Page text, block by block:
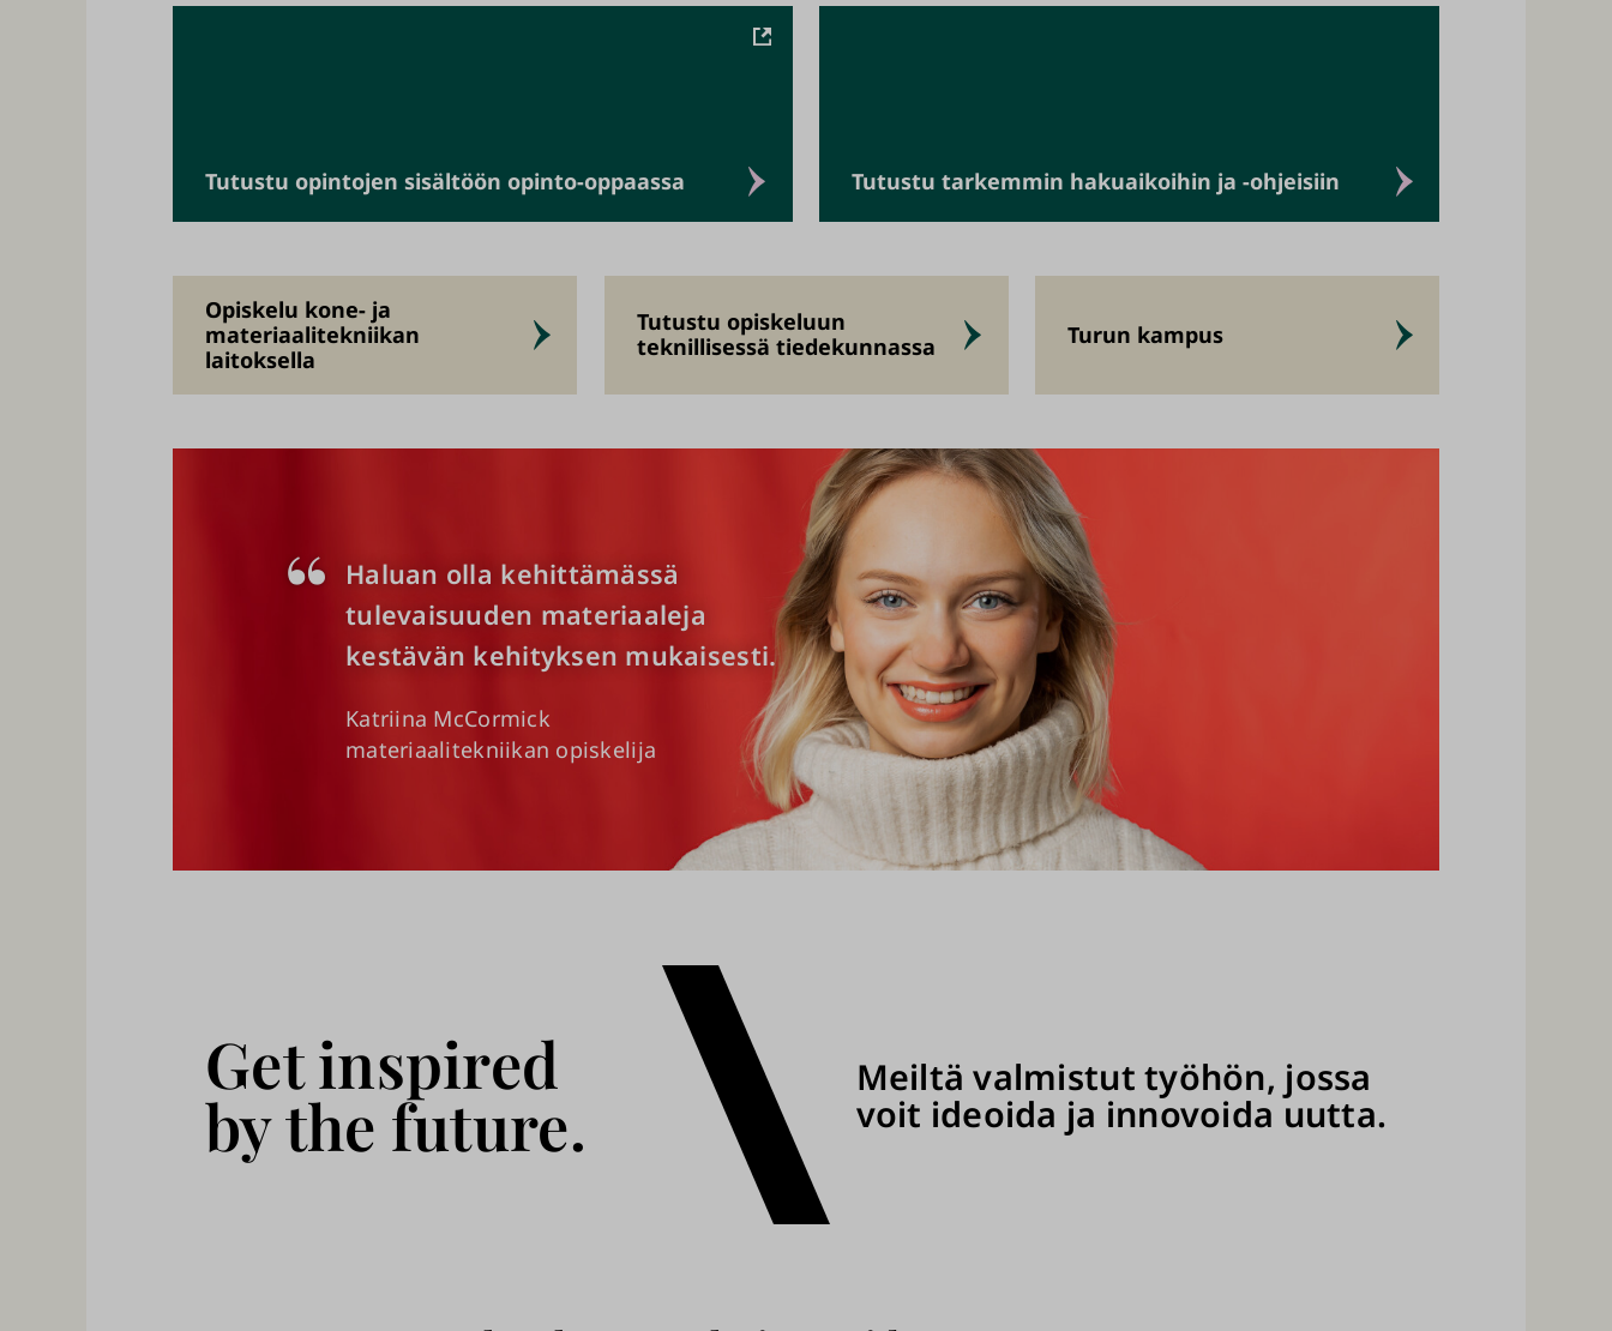
Tutustu opintojen sisältöön opinto-oppaassa Tutustu tarkemmin hakuaikoihin ja -ohjeisiin
Opiskelu kone- ja
materiaalitekniikan
laitoksella
Tutustu opiskeluun
teknillisessä tiedekunnassa
Turun kampus
Haluan olla kehittämässä
tulevaisuuden materiaaleja
kestävän kehityksen mukaisesti.
Katriina McCormick
materiaalitekniikan opiskelija
Get inspired
by the future.
Meiltä valmistut työhön, jossa
voit ideoida ja innovoida uutta.